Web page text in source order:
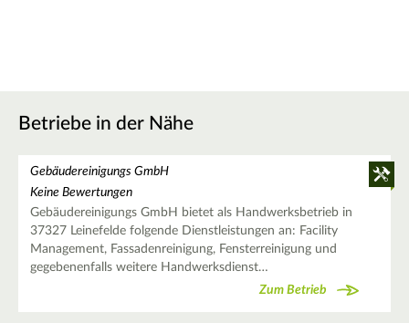
Betriebe in der Nähe
Gebäudereinigungs GmbH
Keine Bewertungen
Gebäudereinigungs GmbH bietet als Handwerksbetrieb in
37327 Leinefelde folgende Dienstleistungen an: Facility
Management, Fassadenreinigung, Fensterreinigung und
gegebenenfalls weitere Handwerksdienst…
Zum Betrieb